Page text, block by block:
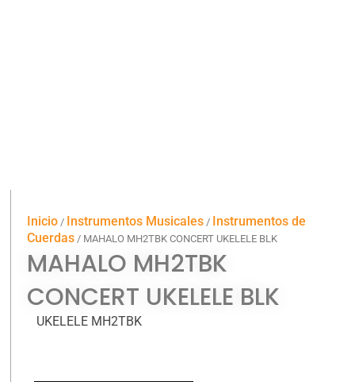
Inicio / Instrumentos Musicales / Instrumentos de
Cuerdas / MAHALO MH2TBK CONCERT UKELELE BLK
MAHALO MH2TBK
CONCERT UKELELE BLK
UKELELE MH2TBK